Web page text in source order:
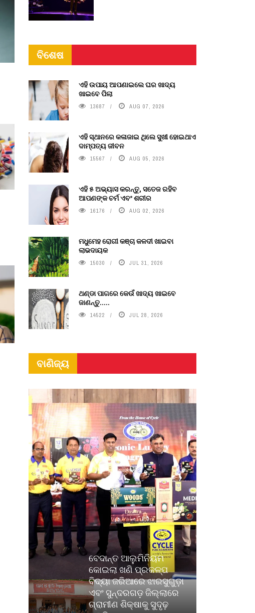
ବିଶେଷ
ଏହି ଉପାୟ ଆପଣାଇଲେ ଘର ଖାଦ୍ୟ
ଖାଇବେ ପିଲା
13687 AUG 07, 2026
ଏହି ସ୍ଥାନରେ କଳାଜାଇ ଥିଲେ ସୁଖୀ ହୋଇଥାଏ
ଦାମ୍ପତ୍ୟ ଜୀବନ
15567 AUG 05, 2026
ଏହି ୫ ଅଭ୍ୟାସ କରନ୍ତୁ, ସତେଜ ରହିବ
ଆପଣଙ୍କ ଚର୍ମ ଏବଂ ଶରୀର
16176 AUG 02, 2026
ମଧୁମେହ ରୋଗୀ କଞ୍ଚା କଳଦୀ ଖାଇବା
ଲାଭଦାୟକ
15030 JUL 31, 2026
ଥଣ୍ଡା ପାଗରେ କେଉଁ ଖାଦ୍ୟ ଖାଇବେ
ଜାଣନ୍ତୁ.....
14522 JUL 28, 2026
ବାଣିଜ୍ୟ
ବେଦାନ୍ତ ଆଲୁମିନିୟମ
କୋଇଲା ଖଣି ପ୍ରକଳ୍ପ
ବିଦ୍ୟା ଜରିଆରେ ଝାରସୁଗୁଡ଼ା
ଏବଂ ସୁନ୍ଦରଗଡ଼ ଜିଲ୍ଲାରେ
ଗ୍ରାମୀଣ ଶିକ୍ଷାକୁ ସୁଦୃଢ଼